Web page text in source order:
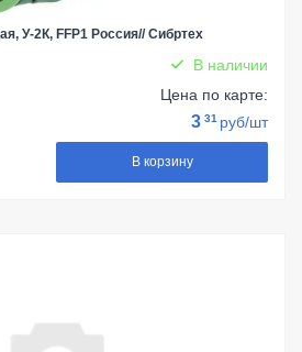
У-2К, FFP1 Россия// Сибртех
В наличии
Цена по карте:
3 31 руб/шт
В корзину